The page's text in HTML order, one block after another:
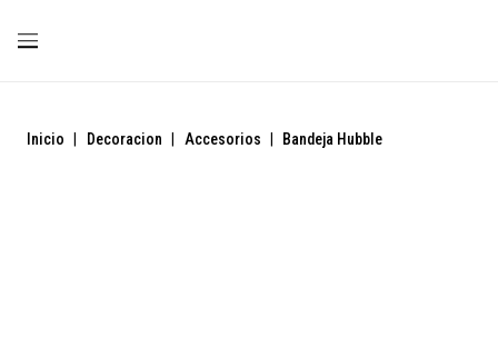
Inicio Decoracion Accesorios Bandeja Hubble